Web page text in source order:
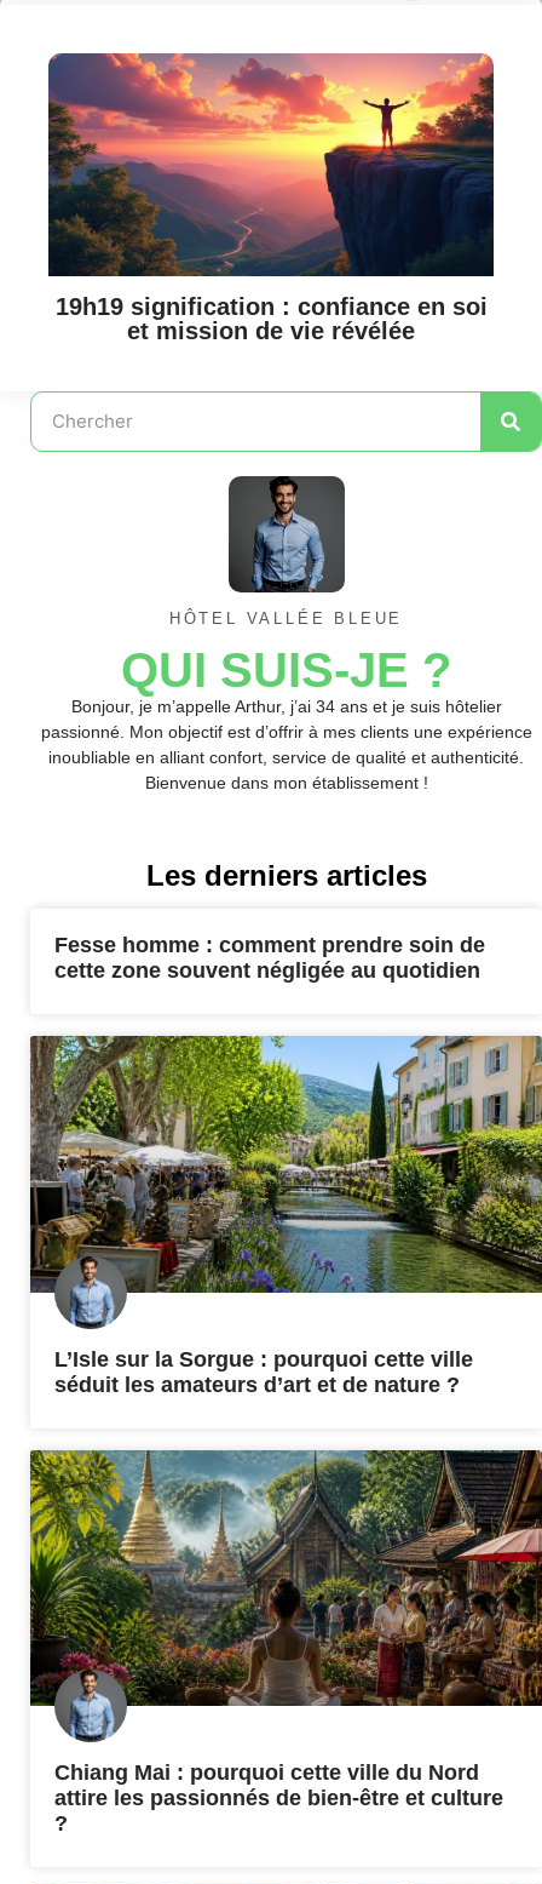
19h19 signification : confiance en soi
et mission de vie révélée
HÔTEL VALLÉE BLEUE
QUI SUIS-JE ?
Bonjour, je m’appelle Arthur, j’ai 34 ans et je suis hôtelier
passionné. Mon objectif est d’offrir à mes clients une expérience
inoubliable en alliant confort, service de qualité et authenticité.
Bienvenue dans mon établissement !
Les derniers articles
Fesse homme : comment prendre soin de
cette zone souvent négligée au quotidien
L’Isle sur la Sorgue : pourquoi cette ville
séduit les amateurs d’art et de nature ?
Chiang Mai : pourquoi cette ville du Nord
attire les passionnés de bien-être et culture
?